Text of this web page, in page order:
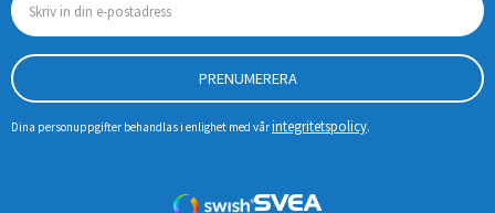
PRENUMERERA
Dina personuppgifter behandlas i enlighet med vårintegritetspolicy.